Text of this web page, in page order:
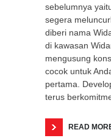
sebelumnya
segera
diberi nama
di kawasan
mengusung
cocok untuk
pertama.
terus
READ